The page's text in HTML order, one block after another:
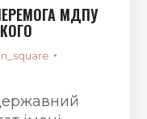
МДПУ